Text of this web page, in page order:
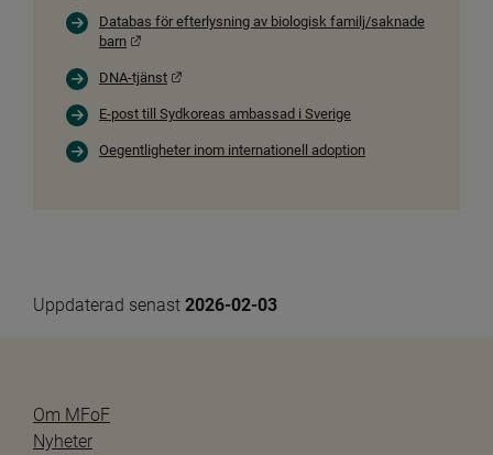
Databas för efterlysning av biologisk familj/saknade
barn
DNA-tjänst
E-post till Sydkoreas ambassad i Sverige
Oegentligheter inom internationell adoption
Uppdaterad senast 2026-02-03
Om MFoF
Nyheter